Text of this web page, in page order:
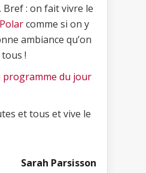
Bref : on fait vivre le
comme si on y
ambiance qu’on
!
programme du jour
et tous et vive le
Sarah Parsisson